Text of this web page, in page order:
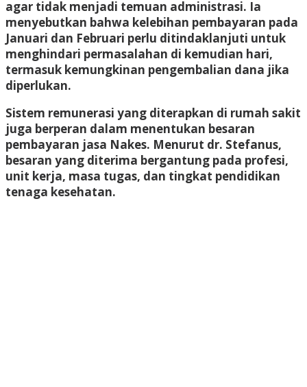
agar tidak menjadi temuan administrasi. Ia
menyebutkan bahwa kelebihan pembayaran pada
Januari dan Februari perlu ditindaklanjuti untuk
menghindari permasalahan di kemudian hari,
termasuk kemungkinan pengembalian dana jika
diperlukan.
Sistem remunerasi yang diterapkan di rumah sakit
juga berperan dalam menentukan besaran
pembayaran jasa Nakes. Menurut dr. Stefanus,
besaran yang diterima bergantung pada profesi,
unit kerja, masa tugas, dan tingkat pendidikan
tenaga kesehatan.